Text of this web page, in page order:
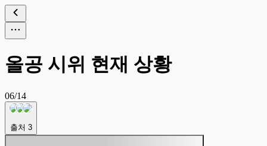
올공 시위 현재 상황
06/14
출처 3